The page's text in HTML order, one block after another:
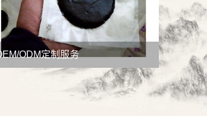
ODM定制服务